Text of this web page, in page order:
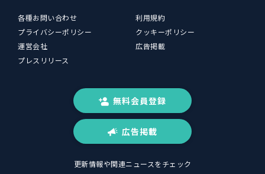
各種お問い合わせ
利用規約
プライバシーポリシー
クッキーポリシー
運営会社
広告掲載
プレスリリース
無料会員登録
広告掲載
更新情報や関連ニュースをチェック